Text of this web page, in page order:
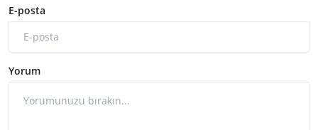
E-posta
Yorum